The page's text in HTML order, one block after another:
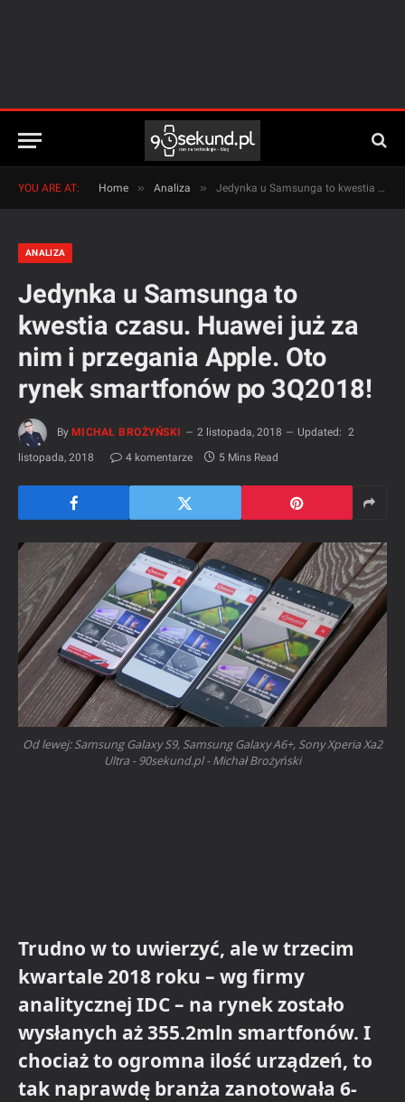
YOU ARE AT: Home » Analiza » Jedynka u Samsunga to kwestia czasu. Huawei już za nim i przegania Apple. Oto rynek smartfonów po 3Q2018!
ANALIZA
Jedynka u Samsunga to
kwestia czasu. Huawei już za
nim i przegania Apple. Oto
rynek smartfonów po 3Q2018!
By MICHAŁ BROŻYŃSKI 2 listopada, 2018 Updated: 2
listopada, 2018
4 komentarze 5 Mins Read
Od lewej: Samsung Galaxy S9, Samsung Galaxy A6+, Sony Xperia Xa2
Ultra - 90sekund.pl - Michał Brożyński
Trudno w to uwierzyć, ale w trzecim
kwartale 2018 roku – wg firmy
analitycznej IDC – na rynek zostało
wysłanych aż 355.2mln smartfonów. I
chociaż to ogromna ilość urządzeń, to
tak naprawdę branża zanotowała 6-